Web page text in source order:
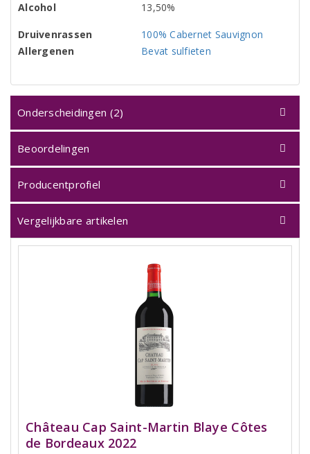
Alcohol
13,50%
Druivenrassen
100% Cabernet Sauvignon
Allergenen
Bevat sulfieten
Onderscheidingen (2)
Beoordelingen
Producentprofiel
Vergelijkbare artikelen
Château Cap Saint-Martin Blaye Côtes
de Bordeaux 2022